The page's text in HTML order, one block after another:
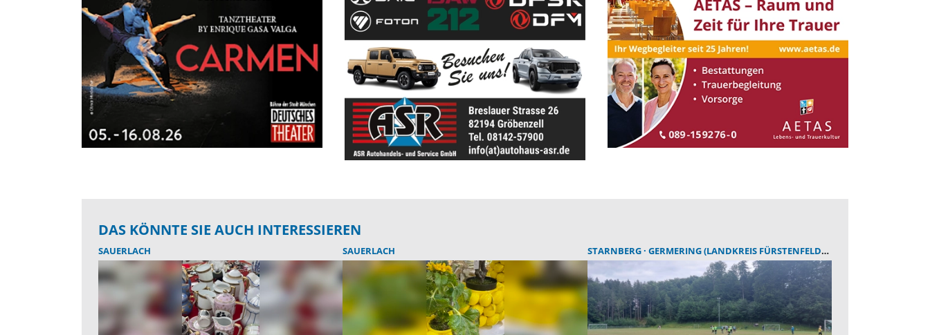
DAS KÖNNTE SIE AUCH INTERESSIEREN
SAUERLACH SAUERLACH STARNBERG GERMERING (LANDKREIS FÜRSTENFELDBRUCK)